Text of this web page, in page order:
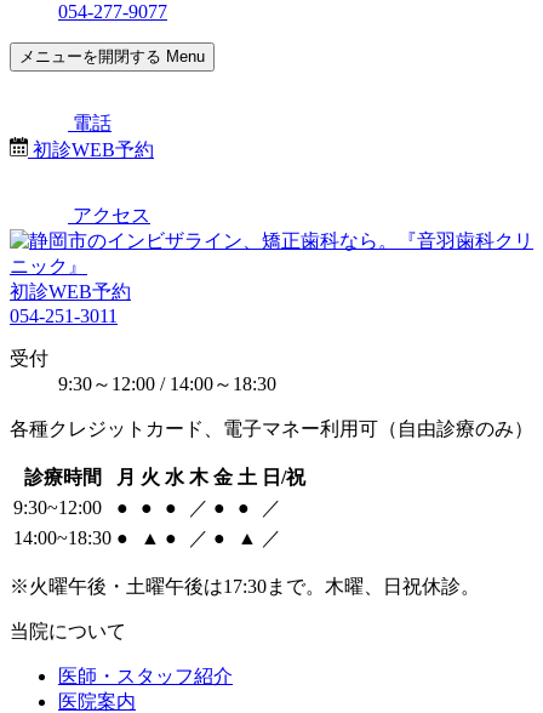
054-277-9077
メニューを開閉する Menu
電話
初診WEB予約
アクセス
初診WEB予約
054-251-3011
受付
9:30～12:00 / 14:00～18:30
各種クレジットカード、電子マネー利用可（自由診療のみ）
診療時間 月 火 水 木 金 土 日/祝
9:30~12:00
● ● ● ／ ● ●
／
14:00~18:30 ● ▲ ● ／ ● ▲ ／
※火曜午後・土曜午後は17:30まで。木曜、日祝休診。
当院について
医師・スタッフ紹介
医院案内